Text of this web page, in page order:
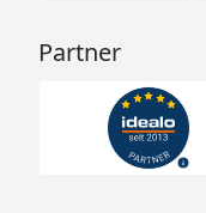
Partner